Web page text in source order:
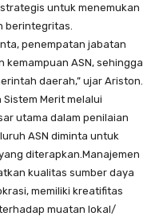
untuk menemukan
berintegritas.
penempatan jabatan
ASN, sehingga
daerah,” ujar Ariston.
Merit melalui
utama dalam penilaian
ASN diminta untuk
diterapkan.Manajemen
kualitas sumber daya
memiliki kreatifitas
muatan lokal/